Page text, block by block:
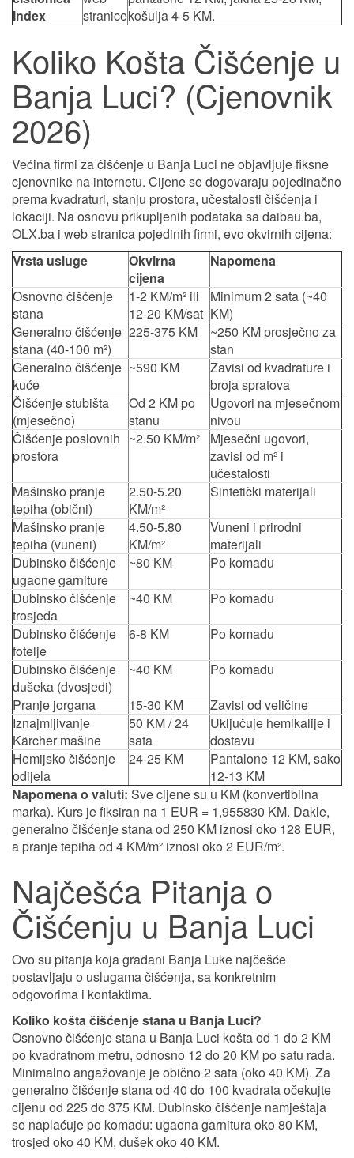
Index
stranicekošulja 4-5 KM.
Koliko Košta Čišćenje u
Banja Luci? (Cjenovnik
2026)
Većina firmi za čišćenje u Banja Luci ne objavljuje fiksne
cjenovnike na internetu. Cijene se dogovaraju pojedinačno
prema kvadraturi, stanju prostora, učestalosti čišćenja i
lokaciji. Na osnovu prikupljenih podataka sa daibau.ba,
OLX.ba i web stranica pojedinih firmi, evo okvirnih cijena:
Vrsta usluge
Okvirna
cijena
Napomena
Osnovno čišćenje
stana
1-2 KM/m² ili
12-20 KM/sat
Minimum 2 sata (~40
KM)
Generalno čišćenje
stana (40-100 m²)
225-375 KM
~250 KM prosječno za
stan
Generalno čišćenje
kuće
~590 KM
Zavisi od kvadrature i
broja spratova
Čišćenje stubišta
(mjesečno)
Od 2 KM po
stanu
Ugovori na mjesečnom
nivou
Čišćenje poslovnih
prostora
~2.50 KM/m²
Mjesečni ugovori,
zavisi od m² i
učestalosti
Mašinsko pranje
tepiha (obični)
2.50-5.20
KM/m²
Sintetički materijali
Mašinsko pranje
tepiha (vuneni)
4.50-5.80
KM/m²
Vuneni i prirodni
materijali
Dubinsko čišćenje
ugaone garniture
~80 KM
Po komadu
Dubinsko čišćenje
trosjeda
~40 KM
Po komadu
Dubinsko čišćenje
fotelje
6-8 KM
Po komadu
Dubinsko čišćenje
dušeka (dvosjedi)
~40 KM
Po komadu
Pranje jorgana
15-30 KM
Zavisi od veličine
Iznajmljivanje
Kärcher mašine
50 KM / 24
sata
Uključuje hemikalije i
dostavu
Hemijsko čišćenje
odijela
24-25 KM
Pantalone 12 KM, sako
12-13 KM
Napomena o valuti: Sve cijene su u KM (konvertibilna
marka). Kurs je fiksiran na 1 EUR = 1,955830 KM. Dakle,
generalno čišćenje stana od 250 KM iznosi oko 128 EUR,
a pranje tepiha od 4 KM/m² iznosi oko 2 EUR/m².
Najčešća Pitanja o
Čišćenju u Banja Luci
Ovo su pitanja koja građani Banja Luke najčešće
postavljaju o uslugama čišćenja, sa konkretnim
odgovorima i kontaktima.
Koliko košta čišćenje stana u Banja Luci?
Osnovno čišćenje stana u Banja Luci košta od 1 do 2 KM
po kvadratnom metru, odnosno 12 do 20 KM po satu rada.
Minimalno angažovanje je obično 2 sata (oko 40 KM). Za
generalno čišćenje stana od 40 do 100 kvadrata očekujte
cijenu od 225 do 375 KM. Dubinsko čišćenje namještaja
se naplaćuje po komadu: ugaona garnitura oko 80 KM,
trosjed oko 40 KM, dušek oko 40 KM.